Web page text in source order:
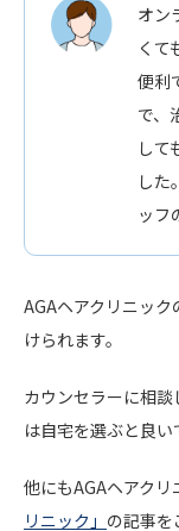
オン
くて
便利
で、
して
した
ッフ
AGAヘアクリニッ
けられます。
カウンセラーに相
は自宅を選ぶと良い
他にもAGAヘアク
リニック」 の記事を